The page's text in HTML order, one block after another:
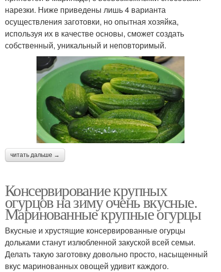
нарезки. Ниже приведены лишь 4 варианта
осуществления заготовки, но опытная хозяйка,
используя их в качестве основы, сможет создать
собственный, уникальный и неповторимый.
читать дальше →
Консервирование крупных
огурцов на зиму очень вкусные.
Маринованные крупные огурцы
Вкусные и хрустящие консервированные огурцы
дольками станут излюбленной закуской всей семьи.
Делать такую заготовку довольно просто, насыщенный
вкус маринованных овощей удивит каждого.